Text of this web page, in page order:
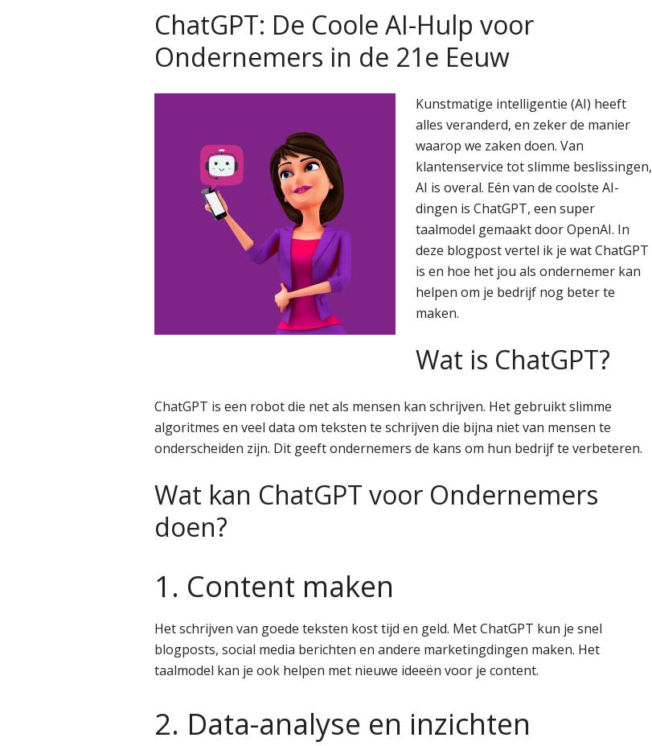
ChatGPT: De Coole AI-Hulp voor
Ondernemers in de 21e Eeuw
Kunstmatige intelligentie (AI) heeft
alles veranderd, en zeker de manier
waarop we zaken doen. Van
klantenservice tot slimme beslissingen,
AI is overal. Eén van de coolste AI-
dingen is ChatGPT, een super
taalmodel gemaakt door OpenAI. In
deze blogpost vertel ik je wat ChatGPT
is en hoe het jou als ondernemer kan
helpen om je bedrijf nog beter te
maken.
Wat is ChatGPT?
ChatGPT is een robot die net als mensen kan schrijven. Het gebruikt slimme
algoritmes en veel data om teksten te schrijven die bijna niet van mensen te
onderscheiden zijn. Dit geeft ondernemers de kans om hun bedrijf te verbeteren.
Wat kan ChatGPT voor Ondernemers
doen?
1. Content maken
Het schrijven van goede teksten kost tijd en geld. Met ChatGPT kun je snel
blogposts, social media berichten en andere marketingdingen maken. Het
taalmodel kan je ook helpen met nieuwe ideeën voor je content.
2. Data-analyse en inzichten